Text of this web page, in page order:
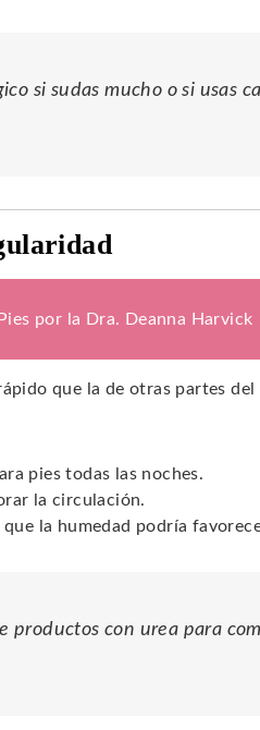
si sudas mucho o si usas
por la Dra. Deanna Harvick
que la de otras partes
pies todas las noches.
la circulación.
la humedad podría
productos con urea para